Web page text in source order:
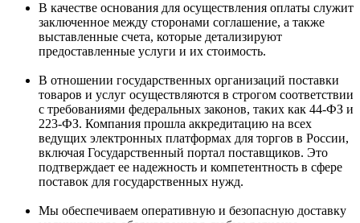
В качестве основания для осуществления оплаты служит
заключенное между сторонами соглашение, а также
выставленные счета, которые детализируют
предоставленные услуги и их стоимость.
В отношении государственных организаций поставки
товаров и услуг осуществляются в строгом соответствии
с требованиями федеральных законов, таких как 44-ФЗ и
223-ФЗ. Компания прошла аккредитацию на всех
ведущих электронных платформах для торгов в России,
включая Государственный портал поставщиков. Это
подтверждает ее надежность и компетентность в сфере
поставок для государственных нужд.
Мы обеспечиваем оперативную и безопасную доставку